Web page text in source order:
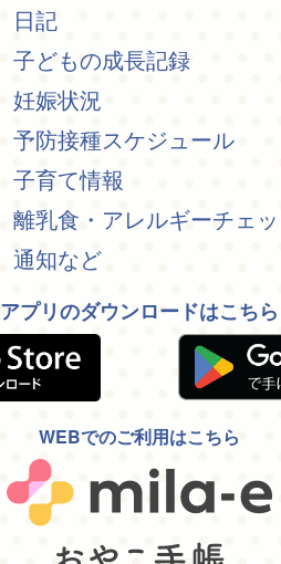
日記
子どもの成長記録
妊娠状況
予防接種スケジュール
子育て情報
離乳食・アレルギーチェ
通知など
アプリのダウンロードはこちら
WEBでのご利用はこちら